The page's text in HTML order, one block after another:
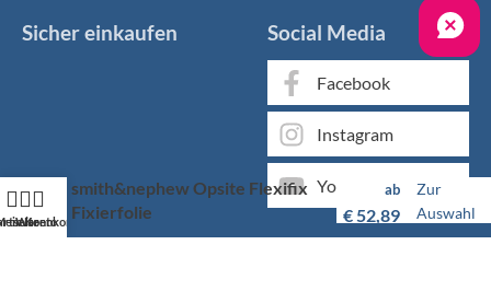
Sicher einkaufen Social Media
Facebook
Instagram
YouTube
Konto
Warenkorb
smith&nephew Opsite Flexifix
Fixierfolie
ab
€52,89
Zur
Auswahl